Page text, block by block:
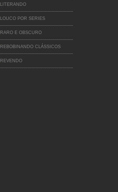
LITERANDO
LOUCO POR SERIES
RARO E OBSCURO
REBOBINANDO CLÁSSICOS
REVENDO